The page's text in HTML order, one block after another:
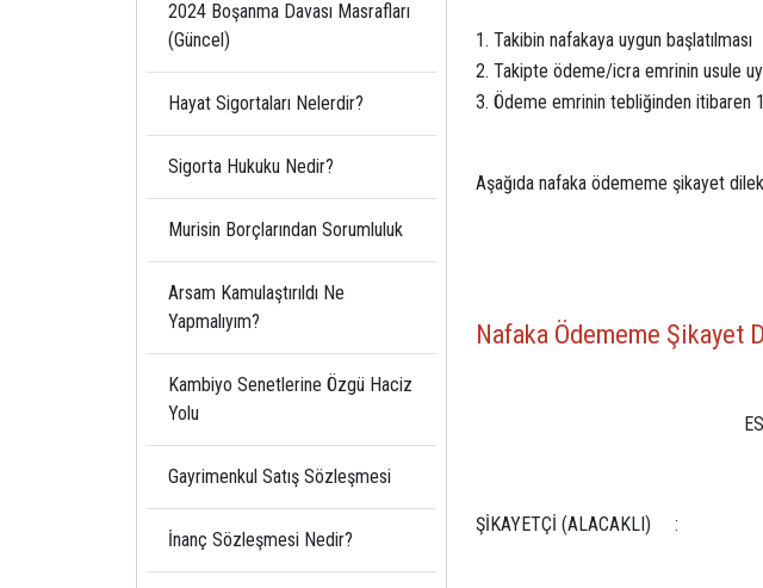
2024 Boşanma Davası Masrafları
(Güncel)
Hayat Sigortaları Nelerdir?
Sigorta Hukuku Nedir?
Murisin Borçlarından Sorumluluk
Arsam Kamulaştırıldı Ne
Yapmalıyım?
Kambiyo Senetlerine Özgü Haciz
Yolu
Gayrimenkul Satış Sözleşmesi
İnanç Sözleşmesi Nedir?
Takibin nafakaya uygun başlatılması
Takipte ödeme/icra emrinin usule
Ödeme emrinin tebliğinden itibaren
Aşağıda nafaka ödememe şikayet
Nafaka Ödememe Şikayet
ŞİKAYETÇİ (ALACAKLI) :